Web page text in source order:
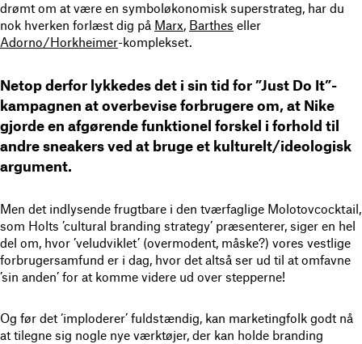
drømt om at være en symboløkonomisk superstrateg, har du
nok hverken forlæst dig på Marx, Barthes eller
Adorno/Horkheimer-komplekset.
Netop derfor lykkedes det i sin tid for ”Just Do It”-
kampagnen at overbevise forbrugere om, at Nike
gjorde en afgørende funktionel forskel i forhold til
andre sneakers ved at bruge et kulturelt/ideologisk
argument.
Men det indlysende frugtbare i den tværfaglige Molotovcocktail,
som Holts ’cultural branding strategy’ præsenterer, siger en hel
del om, hvor ’veludviklet’ (overmodent, måske?) vores vestlige
forbrugersamfund er i dag, hvor det altså ser ud til at omfavne
’sin anden’ for at komme videre ud over stepperne!
Og før det ‘imploderer’ fuldstændig, kan marketingfolk godt nå
at tilegne sig nogle nye værktøjer, der kan holde branding